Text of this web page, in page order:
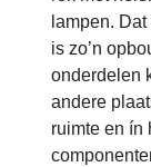
lampen.
is zo’n
onderdelen
andere
ruimte en ín